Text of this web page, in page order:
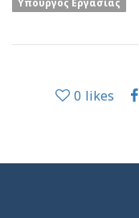
Υπουργός Εργασίας
0 likes